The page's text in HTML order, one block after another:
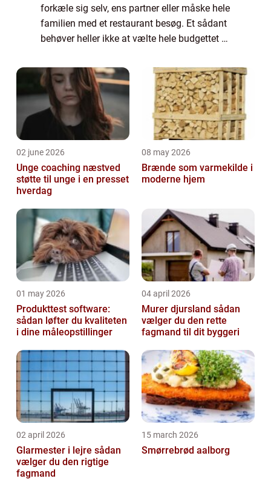
forkæle sig selv, ens partner eller måske hele
familien med et restaurant besøg. Et sådant
behøver heller ikke at vælte hele budgettet –
02 june 2026
Unge coaching næstved
støtte til unge i en presset
hverdag
08 may 2026
Brænde som varmekilde i
moderne hjem
01 may 2026
Produkttest software:
sådan løfter du kvaliteten
i dine måleopstillinger
04 april 2026
Murer djursland sådan
vælger du den rette
fagmand til dit byggeri
02 april 2026
Glarmester i lejre sådan
vælger du den rigtige
fagmand
15 march 2026
Smørrebrød aalborg